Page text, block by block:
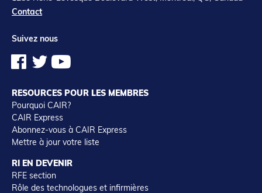
Contact
Suivez nous
RESOURCES POUR LES MEMBRES
Pourquoi CAIR?
CAIR Express
Abonnez-vous à CAIR Express
Mettre à jour votre liste
RI EN DEVENIR
RFE section
Rôle des technologues et infirmières